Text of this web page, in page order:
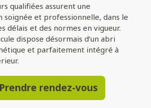
qualifiées assurent une
soignée et professionnelle, dans le
délais et des normes en vigueur.
dispose désormais d’un abri
et parfaitement intégré à
Prendre rendez-vous